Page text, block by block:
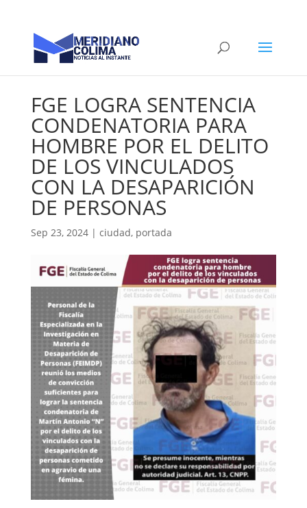
FGE LOGRA SENTENCIA
CONDENATORIA PARA
HOMBRE POR EL DELITO
DE LOS VINCULADOS
CON LA DESAPARICIÓN
DE PERSONAS
Sep 23, 2024| ciudad, portada